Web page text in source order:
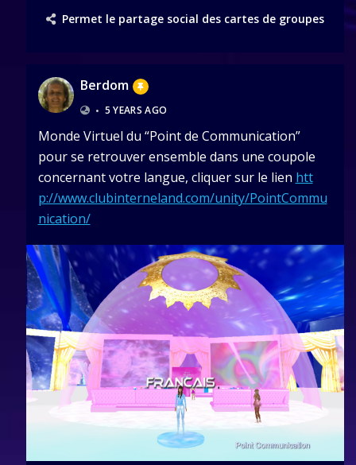
Permet le partage social des cartes de groupes
Berdom
• 5 YEARS AGO
Monde Virtuel du “Point de Communication”
pour se retrouver ensemble dans une coupole
concernant votre langue, cliquer sur le lien htt
p://www.clubinterneland.com/unity/PointCommu
nication/